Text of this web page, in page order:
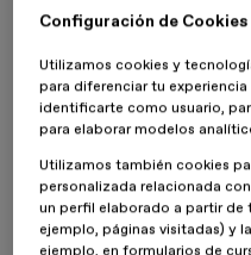
10 Enero 2024Javier Rivera
Javier Riveraes Doctor en
calificación cum laude.
diferentes universidades,
Diseño de Barcelona,
Urbanismo Sostenible . En
Configuración de Cookies
Utilizamos cookies y
para diferenciar tu
identificarte como usuario,
para elaborar modelos
Utilizamos también cookies
personalizada relacionada
un perfil elaborado a partir
ejemplo, páginas visitadas) y
ejemplo, en formularios de